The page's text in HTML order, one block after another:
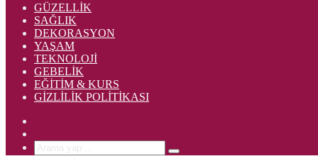
GÜZELLIK
SAĞLIK
DEKORASYON
YAŞAM
TEKNOLOJI
GEBELIK
EĞITIM & KURS
GIZLILIK POLITIKASI
Arama